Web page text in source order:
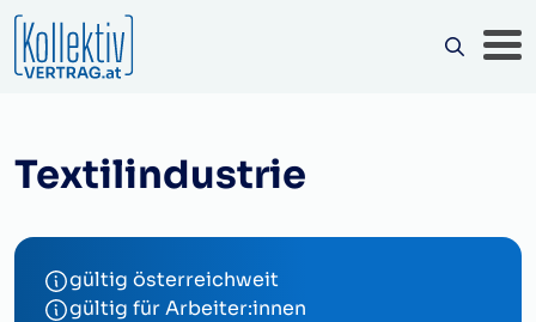
Textilindustrie
gültig österreichweit
gültig für Arbeiter:innen